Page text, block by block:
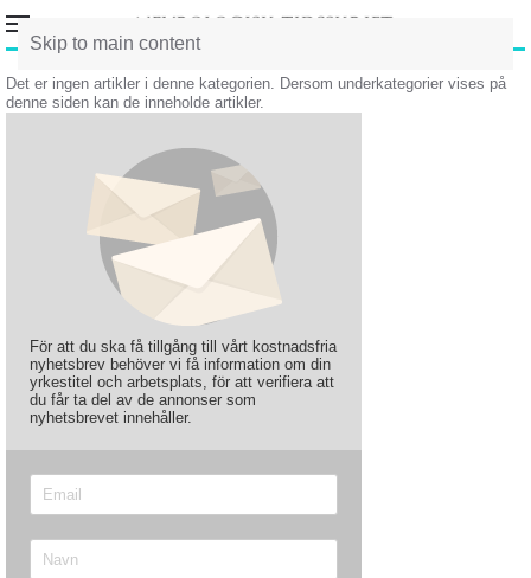
Skip to main content
Det er ingen artikler i denne kategorien. Dersom underkategorier vises på
denne siden kan de inneholde artikler.
För att du ska få tillgång till vårt kostnadsfria
nyhetsbrev behöver vi få information om din
yrkestitel och arbetsplats, för att verifiera att
du får ta del av de annonser som
nyhetsbrevet innehåller.